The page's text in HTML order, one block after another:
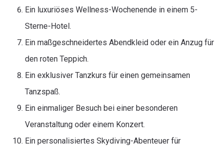
Ein luxuriöses Wellness-Wochenende in einem 5-
Sterne-Hotel.
Ein maßgeschneidertes Abendkleid oder ein Anzug für
den roten Teppich.
Ein exklusiver Tanzkurs für einen gemeinsamen
Tanzspaß.
Ein einmaliger Besuch bei einer besonderen
Veranstaltung oder einem Konzert.
Ein personalisiertes Skydiving-Abenteuer für